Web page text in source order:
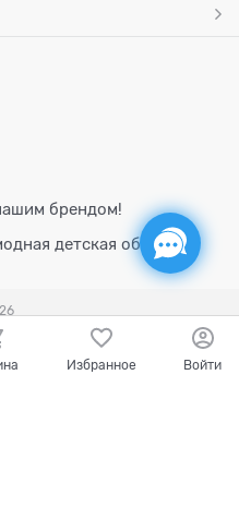
брендом!
детская обувь для
Избранное Войти